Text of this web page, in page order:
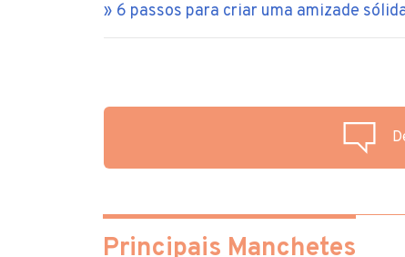
6 passos para criar uma amizade
Principais Manchetes